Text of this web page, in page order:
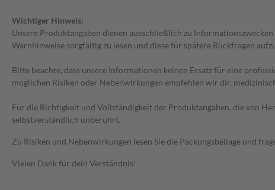
Wichtiger Hinweis:
Unsere Produktangaben dienen ausschließlich zu
Warnhinweise sorgfältig zu lesen und diese für spätere Rückfragen
Bitte beachte, dass unsere Informationen keinen Ersatz für eine
möglichen Risiken oder Nebenwirkungen empfehlen wir dir,
Für die Richtigkeit und Vollständigkeit der Produktangaben, die von
selbstverständlich unberührt.
Zu Risiken und Nebenwirkungen lesen Sie die Packungsbeilage und
Vielen Dank für dein Verständnis!